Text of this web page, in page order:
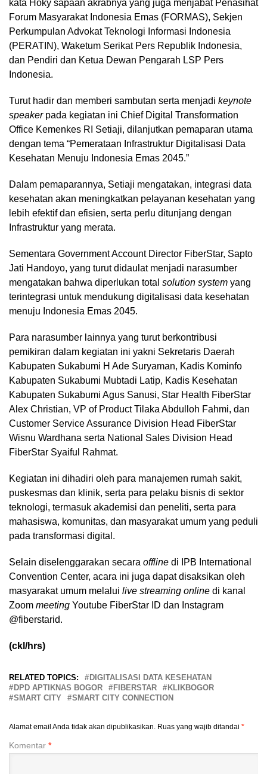
kata Hoky sapaan akrabnya yang juga menjabat Penasihat
Forum Masyarakat Indonesia Emas (FORMAS), Sekjen
Perkumpulan Advokat Teknologi Informasi Indonesia
(PERATIN), Waketum Serikat Pers Republik Indonesia,
dan Pendiri dan Ketua Dewan Pengarah LSP Pers
Indonesia.
Turut hadir dan memberi sambutan serta menjadi keynote
speakerpada kegiatan ini Chief Digital Transformation
Office Kemenkes RI Setiaji, dilanjutkan pemaparan utama
dengan tema “Pemerataan Infrastruktur Digitalisasi Data
Kesehatan Menuju Indonesia Emas 2045.”
Dalam pemaparannya, Setiaji mengatakan, integrasi data
kesehatan akan meningkatkan pelayanan kesehatan yang
lebih efektif dan efisien, serta perlu ditunjang dengan
Infrastruktur yang merata.
Sementara Government Account Director FiberStar, Sapto
Jati Handoyo, yang turut didaulat menjadi narasumber
mengatakan bahwa diperlukan total solution system yang
terintegrasi untuk mendukung digitalisasi data kesehatan
menuju Indonesia Emas 2045.
Para narasumber lainnya yang turut berkontribusi
pemikiran dalam kegiatan ini yakni Sekretaris Daerah
Kabupaten Sukabumi H Ade Suryaman, Kadis Kominfo
Kabupaten Sukabumi ⁠Mubtadi Latip, Kadis Kesehatan
Kabupaten Sukabumi Agus Sanusi, Star Health FiberStar
⁠Alex Christian, VP of Product Tilaka Abdulloh Fahmi, dan
Customer Service Assurance Division Head FiberStar
⁠Wisnu Wardhana serta National Sales Division Head
FiberStar Syaiful Rahmat.
Kegiatan ini dihadiri oleh para manajemen rumah sakit,
puskesmas dan klinik, serta para pelaku bisnis di sektor
teknologi, termasuk akademisi dan peneliti, serta para
mahasiswa, komunitas, dan masyarakat umum yang peduli
pada transformasi digital.
Selain diselenggarakan secara offline di IPB International
Convention Center, acara ini juga dapat disaksikan oleh
masyarakat umum melalui live streaming online di kanal
Zoom meeting Youtube FiberStar ID dan Instagram
@fiberstarid.
(ckl/hrs)
RELATED TOPICS:
DIGITALISASI DATA KESEHATAN
DPD APTIKNAS BOGOR
FIBERSTAR
KLIKBOGOR
SMART CITY
SMART CITY CONNECTION
Alamat email Anda tidak akan dipublikasikan. Ruas yang wajib ditandai *
Komentar *